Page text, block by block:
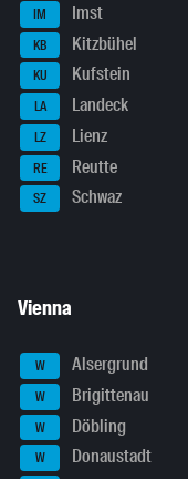
IM Imst
KB Kitzbühel
KU Kufstein
LA Landeck
LZ Lienz
RE Reutte
SZ Schwaz
Vienna
W Alsergrund
W Brigittenau
W Döbling
W Donaustadt